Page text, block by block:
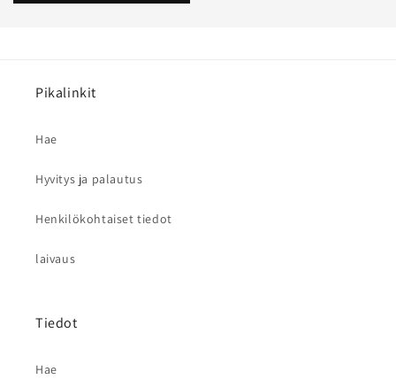
Pikalinkit
Hae
Hyvitys ja palautus
Henkilökohtaiset tiedot
laivaus
Tiedot
Hae